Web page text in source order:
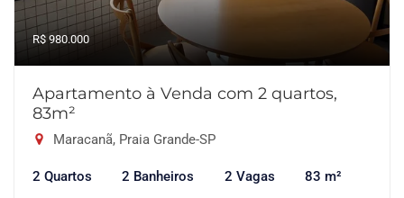
R$ 980.000
Apartamento à Venda com 2 quartos,
83m²
Maracanã, Praia Grande-SP
2 Quartos 2 Banheiros 2 Vagas 83 m²